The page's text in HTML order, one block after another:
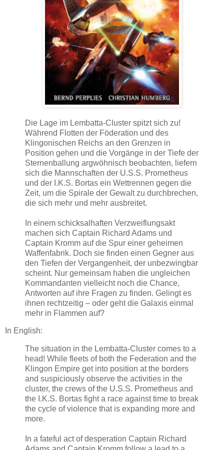
Die Lage im Lembatta-Cluster spitzt sich zu!
Während Flotten der Föderation und des
Klingonischen Reichs an den Grenzen in
Position gehen und die Vorgänge in der Tiefe der
Sternenballung argwöhnisch beobachten, liefern
sich die Mannschaften der U.S.S. Prometheus
und der I.K.S. Bortas ein Wettrennen gegen die
Zeit, um die Spirale der Gewalt zu durchbrechen,
die sich mehr und mehr ausbreitet.
In einem schicksalhaften Verzweiflungsakt
machen sich Captain Richard Adams und
Captain Kromm auf die Spur einer geheimen
Waffenfabrik. Doch sie finden einen Gegner aus
den Tiefen der Vergangenheit, der unbezwingbar
scheint. Nur gemeinsam haben die ungleichen
Kommandanten vielleicht noch die Chance,
Antworten auf ihre Fragen zu finden. Gelingt es
ihnen rechtzeitig – oder geht die Galaxis einmal
mehr in Flammen auf?
In English:
The situation in the Lembatta-Cluster comes to a
head! While fleets of both the Federation and the
Klingon Empire get into position at the borders
and suspiciously observe the activities in the
cluster, the crews of the U.S.S. Prometheus and
the I.K.S. Bortas fight a race against time to break
the cycle of violence that is expanding more and
more.
In a fateful act of desperation Captain Richard